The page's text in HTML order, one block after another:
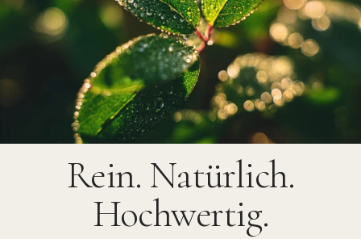
Rein. Natürlich.
Hochwertig.